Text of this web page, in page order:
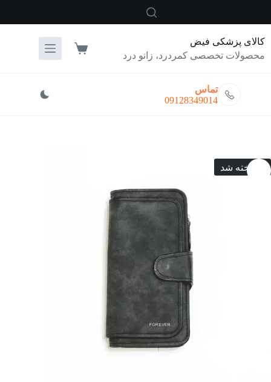
کالای پزشکی فیض
محصولات تخصصی کمردرد، زانو درد
سبد
تماس
09128349014
فروخته شد